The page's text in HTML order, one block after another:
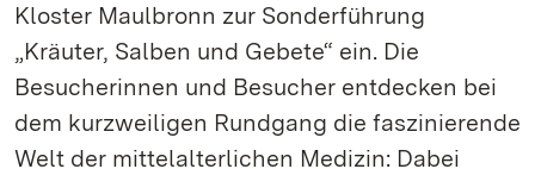
Kloster Maulbronn zur Sonderführung
„Kräuter, Salben und Gebete“ ein. Die
Besucherinnen und Besucher entdecken bei
dem kurzweiligen Rundgang die faszinierende
Welt der mittelalterlichen Medizin: Dabei